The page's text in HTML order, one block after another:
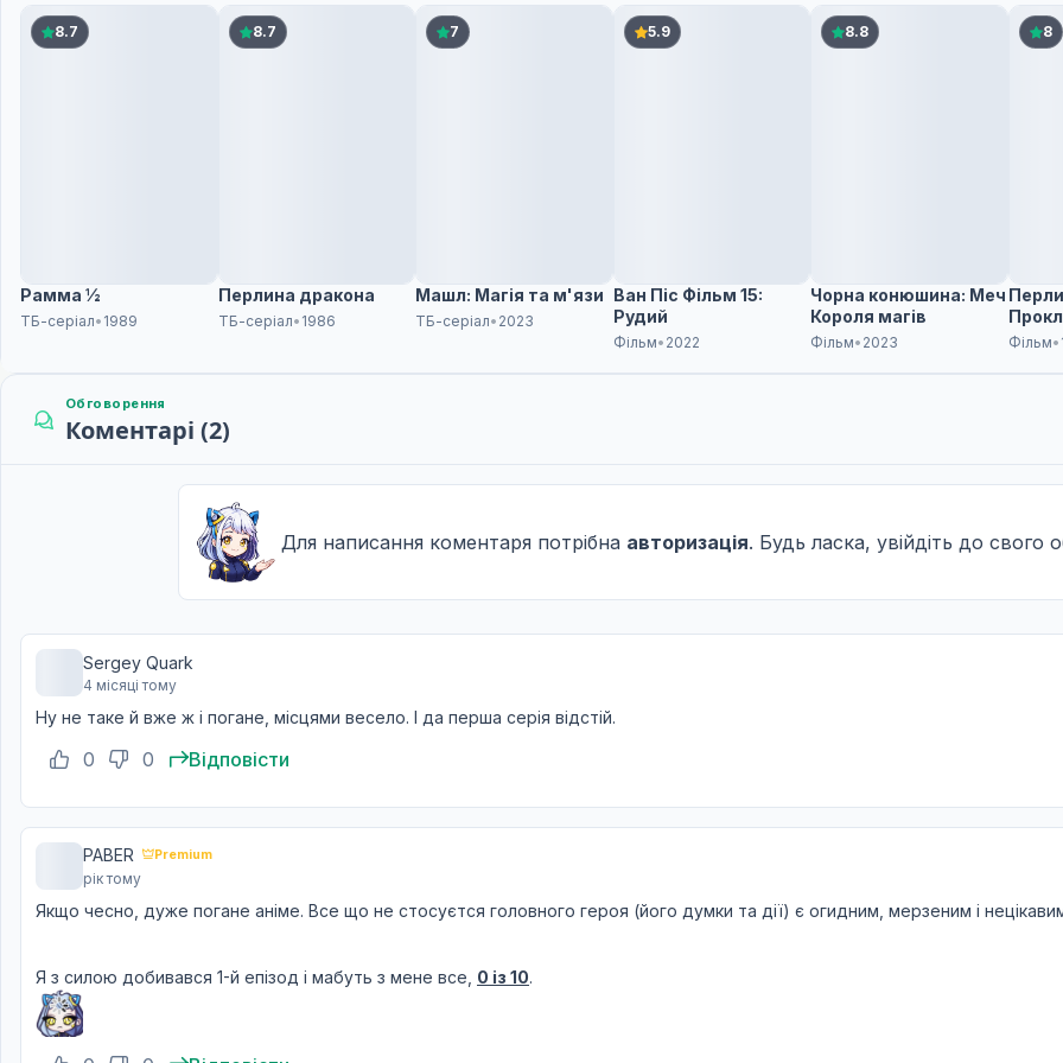
10 Сором'язливий герой і демони
8.7
Рамма ½
ТБ-серіал• 1989
8.7
Перлина дракона
ТБ-серіал• 1986
7
Машл: Магія та м'язи
ТБ-серіал• 2023
5.9
Ван Піс Фільм 15:
Рудий
Фільм• 2022
8.8
Чорна конюшина: Меч
Короля магів
Фільм• 2023
8
Фільм•
Обговорення
Коментарі (2)
Для написання коментаря потрібна авторизація. Будь ласка, увійдіть до свого
Sergey Quark
4 місяці тому
Ну не таке й вже ж і погане, місцями весело. І да перша серія відстій.
0 0 Відповісти
PABER Premium
рік тому
Якщо чесно, дуже погане аніме. Все що не стосуєтся головного героя (його думки та дії) є огидним, мерзеним і
Я з силою добивався 1-й епізод і мабуть з мене все, 0 із 10.